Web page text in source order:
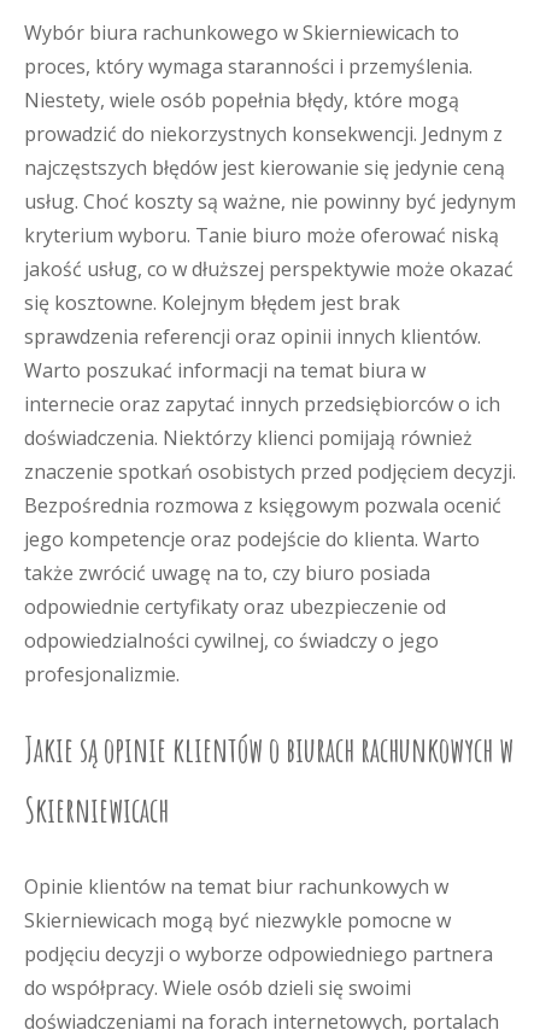
Wybór biura rachunkowego w Skierniewicach to
proces, który wymaga staranności i przemyślenia.
Niestety, wiele osób popełnia błędy, które mogą
prowadzić do niekorzystnych konsekwencji. Jednym z
najczęstszych błędów jest kierowanie się jedynie ceną
usług. Choć koszty są ważne, nie powinny być jedynym
kryterium wyboru. Tanie biuro może oferować niską
jakość usług, co w dłuższej perspektywie może okazać
się kosztowne. Kolejnym błędem jest brak
sprawdzenia referencji oraz opinii innych klientów.
Warto poszukać informacji na temat biura w
internecie oraz zapytać innych przedsiębiorców o ich
doświadczenia. Niektórzy klienci pomijają również
znaczenie spotkań osobistych przed podjęciem decyzji.
Bezpośrednia rozmowa z księgowym pozwala ocenić
jego kompetencje oraz podejście do klienta. Warto
także zwrócić uwagę na to, czy biuro posiada
odpowiednie certyfikaty oraz ubezpieczenie od
odpowiedzialności cywilnej, co świadczy o jego
profesjonalizmie.
Jakie są opinie klientów o biurach rachunkowych w
Skierniewicach
Opinie klientów na temat biur rachunkowych w
Skierniewicach mogą być niezwykle pomocne w
podjęciu decyzji o wyborze odpowiedniego partnera
do współpracy. Wiele osób dzieli się swoimi
doświadczeniami na forach internetowych, portalach